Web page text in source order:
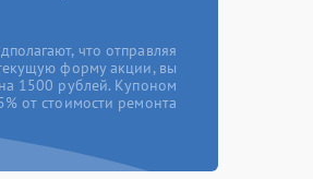
что отправляя
форму акции, вы
1500 рублей. Купоном
от стоимости ремонта